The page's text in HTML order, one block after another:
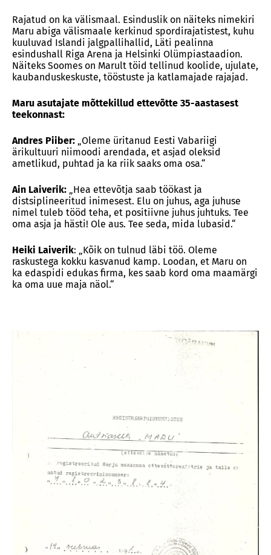
Rajatud on ka välismaal. Esinduslik on näiteks nimekiri
Maru abiga välismaale kerkinud spordirajatistest, kuhu
kuuluvad Islandi jalgpallihallid, Läti pealinna
esindushall Riga Arena ja Helsinki Olümpiastaadion.
Näiteks Soomes on Marult töid tellinud koolide, ujulate,
kaubanduskeskuste, tööstuste ja katlamajade rajajad.
Maru asutajate mõttekillud ettevõtte 35-aastasest
teekonnast:
Andres Piiber: „Oleme üritanud Eesti Vabariigi
ärikultuuri niimoodi arendada, et asjad oleksid
ametlikud, puhtad ja ka riik saaks oma osa.“
Ain Laiverik: „Hea ettevõtja saab töökast ja
distsiplineeritud inimesest. Elu on juhus, aga juhuse
nimel tuleb tööd teha, et positiivne juhus juhtuks. Tee
oma asja ja hästi! Ole aus. Tee seda, mida lubasid.“
Heiki Laiverik: „Kõik on tulnud läbi töö. Oleme
raskustega kokku kasvanud kamp. Loodan, et Maru on
ka edaspidi edukas firma, kes saab kord oma maamärgi
ka oma uue maja näol.“